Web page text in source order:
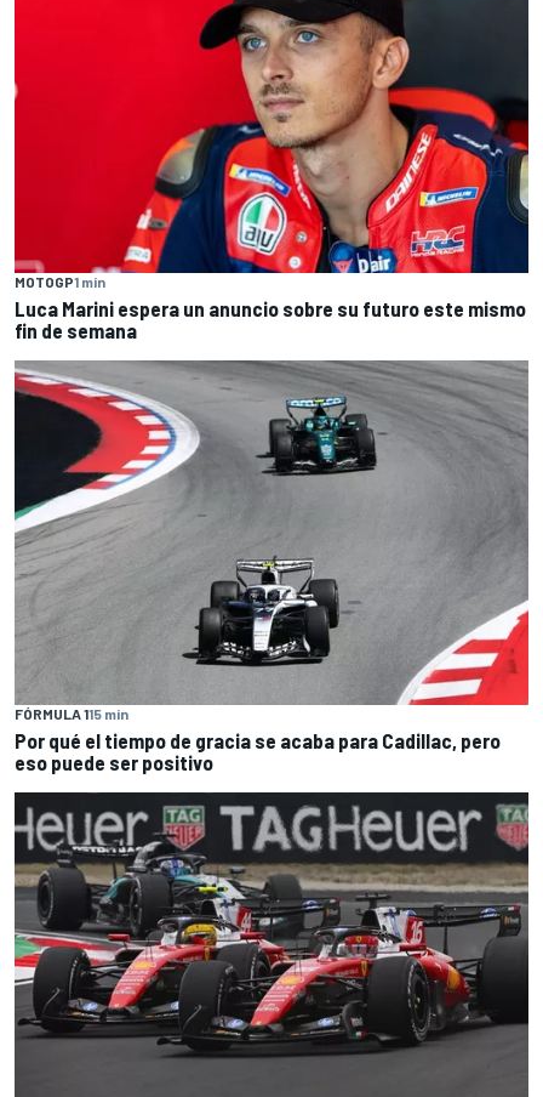
MOTOGP1 min
Luca Marini espera un anuncio sobre su futuro este mismo
fin de semana
FÓRMULA 115 min
Por qué el tiempo de gracia se acaba para Cadillac, pero
eso puede ser positivo